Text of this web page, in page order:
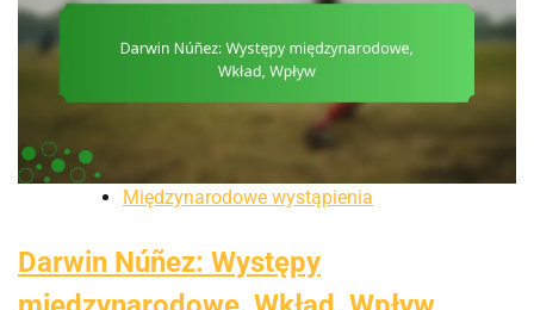
Międzynarodowe wystąpienia
Darwin Núñez: Występy